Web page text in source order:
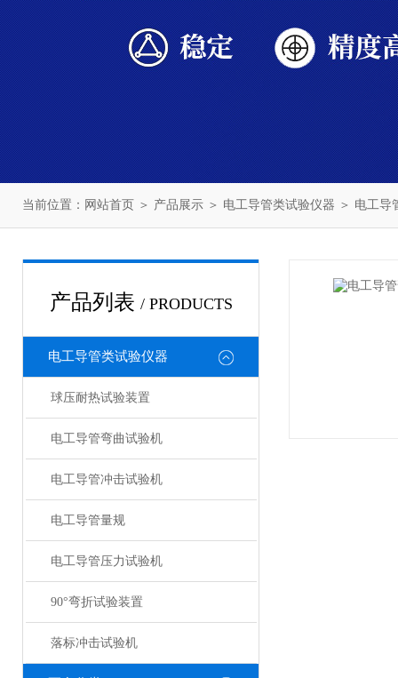
当前位置： 网站首页 ＞ 产品展示 ＞ 电工导管类试验仪器 ＞ 电工导
产品列表 / PRODUCTS
电工导管类试验仪器
球压耐热试验装置
电工导管弯曲试验机
电工导管冲击试验机
电工导管量规
电工导管压力试验机
90°弯折试验装置
落标冲击试验机